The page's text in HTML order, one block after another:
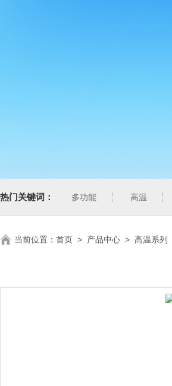
热门关键词： 多功能 高温
当前位置： 首页 > 产品中心 > 高温系列